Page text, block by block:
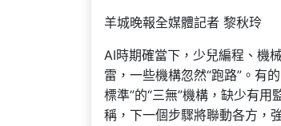
羊城晚報全媒體記者 黎秋玲
AI時期確當下，少兒編程、機
雷，一些機構忽然“跑路”。有
標準”的“三無”機構，缺少有
稱，下一個步驟將聯動各方，